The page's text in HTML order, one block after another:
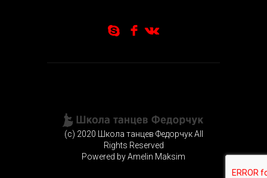
S f N
(c) 2020 Школа танцев Федорчук All
Rights Reserved
Powered by Amelin Maksim